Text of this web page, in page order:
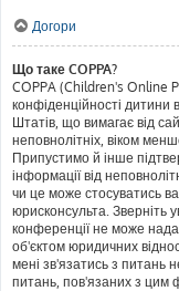
Догори
Що таке COPPA?
COPPA (Children's Online
конфіденційності дитини
Штатів, що вимагає від
неповнолітніх, віком
Припустимо й інше
інформації від
чи це може стосуватись
юрисконсульта. Зверніть
конференції не може
об'єктом юридичних
мені зв'язатись з питань
питань, пов'язаних з цим